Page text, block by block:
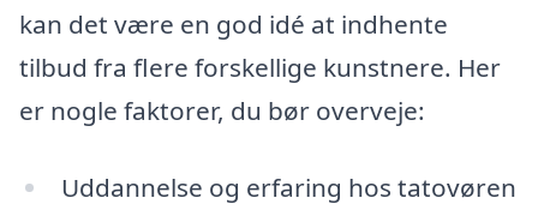
kan det være en god idé at indhente
tilbud fra flere forskellige kunstnere. Her
er nogle faktorer, du bør overveje:
Uddannelse og erfaring hos tatovøren